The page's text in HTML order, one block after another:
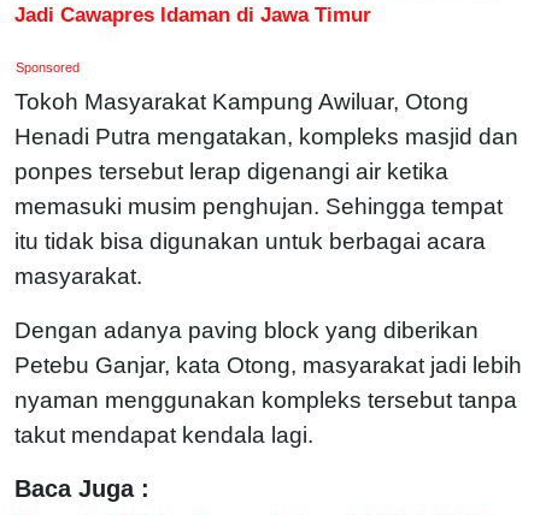
Jadi Cawapres Idaman di Jawa Timur
Sponsored
Tokoh Masyarakat Kampung Awiluar, Otong
Henadi Putra mengatakan, kompleks masjid dan
ponpes tersebut lerap digenangi air ketika
memasuki musim penghujan. Sehingga tempat
itu tidak bisa digunakan untuk berbagai acara
masyarakat.
Dengan adanya paving block yang diberikan
Petebu Ganjar, kata Otong, masyarakat jadi lebih
nyaman menggunakan kompleks tersebut tanpa
takut mendapat kendala lagi.
Baca Juga :